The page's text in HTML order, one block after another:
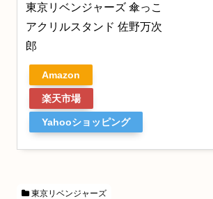
東京リベンジャーズ 傘っこ
アクリルスタンド 佐野万次
郎
Amazon
楽天市場
Yahooショッピング
東京リベンジャーズ